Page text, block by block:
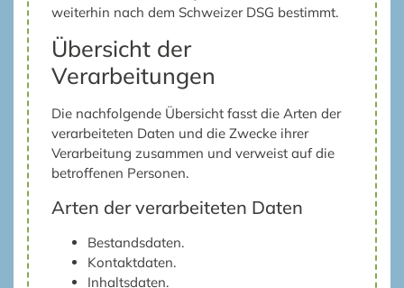
weiterhin nach dem Schweizer DSG bestimmt.
Übersicht der
Verarbeitungen
Die nachfolgende Übersicht fasst die Arten der
verarbeiteten Daten und die Zwecke ihrer
Verarbeitung zusammen und verweist auf die
betroffenen Personen.
Arten der verarbeiteten Daten
Bestandsdaten.
Kontaktdaten.
Inhaltsdaten.